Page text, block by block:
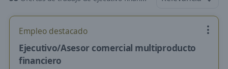
Empleo destacado
Ejecutivo/Asesor comercial multiproducto
financiero